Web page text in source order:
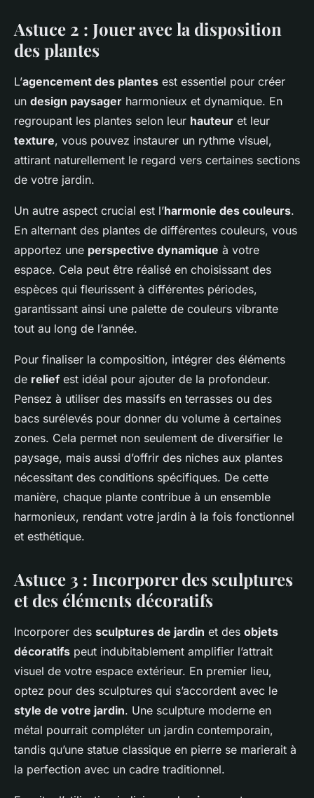
Astuce 2 : Jouer avec la disposition
des plantes
L’agencement des plantes est essentiel pour créer
un design paysager harmonieux et dynamique. En
regroupant les plantes selon leur hauteur et leur
texture, vous pouvez instaurer un rythme visuel,
attirant naturellement le regard vers certaines sections
de votre jardin.
Un autre aspect crucial est l’harmonie des couleurs.
En alternant des plantes de différentes couleurs, vous
apportez une perspective dynamique à votre
espace. Cela peut être réalisé en choisissant des
espèces qui fleurissent à différentes périodes,
garantissant ainsi une palette de couleurs vibrante
tout au long de l’année.
Pour finaliser la composition, intégrer des éléments
de relief est idéal pour ajouter de la profondeur.
Pensez à utiliser des massifs en terrasses ou des
bacs surélevés pour donner du volume à certaines
zones. Cela permet non seulement de diversifier le
paysage, mais aussi d’offrir des niches aux plantes
nécessitant des conditions spécifiques. De cette
manière, chaque plante contribue à un ensemble
harmonieux, rendant votre jardin à la fois fonctionnel
et esthétique.
Astuce 3 : Incorporer des sculptures
et des éléments décoratifs
Incorporer des sculptures de jardin et des objets
décoratifs peut indubitablement amplifier l’attrait
visuel de votre espace extérieur. En premier lieu,
optez pour des sculptures qui s’accordent avec le
style de votre jardin. Une sculpture moderne en
métal pourrait compléter un jardin contemporain,
tandis qu’une statue classique en pierre se marierait à
la perfection avec un cadre traditionnel.